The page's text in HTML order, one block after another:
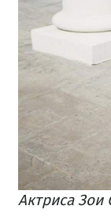
Актриса Зои